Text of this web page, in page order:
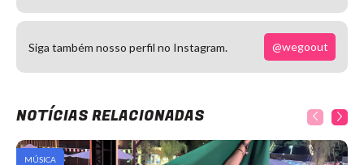
Siga também nosso perfil no Instagram. @wegoout
NOTÍCIAS RELACIONADAS
MÚSICA